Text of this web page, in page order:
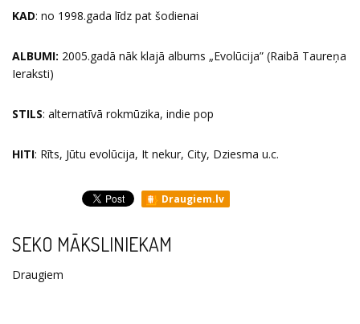
KAD: no 1998.gada līdz pat šodienai
ALBUMI: 2005.gadā nāk klajā albums „Evolūcija” (Raibā Taureņa
Ieraksti)
STILS: alternatīvā rokmūzika, indie pop
HITI: Rīts, Jūtu evolūcija, It nekur, City, Dziesma u.c.
Draugiem.lv
SEKO MĀKSLINIEKAM
Draugiem